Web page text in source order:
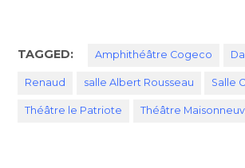
TAGGED: Amphithéâtre Cogeco
Renaud salle Albert Rousseau Salle
Théâtre le Patriote Théâtre